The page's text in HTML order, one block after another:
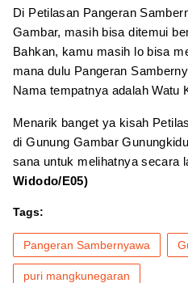
Di Petilasan Pangeran
Gambar, masih bisa ditemui
Bahkan, kamu masih lo bisa
mana dulu Pangeran
Nama tempatnya adalah Watu
Menarik banget ya kisah
di Gunung Gambar
sana untuk melihatnya secara
Widodo/E05)
Tags:
Pangeran Sambernyawa
puri mangkunegaran